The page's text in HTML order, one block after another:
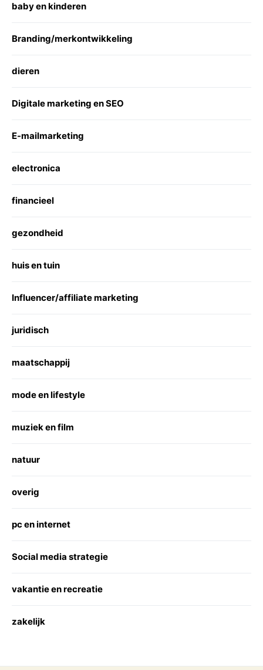
baby en kinderen
Branding/merkontwikkeling
dieren
Digitale marketing en SEO
E-mailmarketing
electronica
financieel
gezondheid
huis en tuin
Influencer/affiliate marketing
juridisch
maatschappij
mode en lifestyle
muziek en film
natuur
overig
pc en internet
Social media strategie
vakantie en recreatie
zakelijk